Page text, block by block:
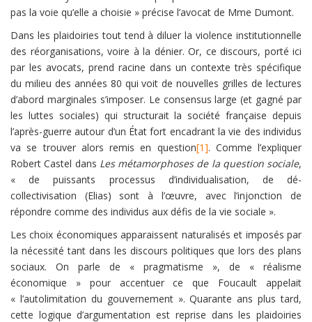
pas la voie qu’elle a choisie » précise l’avocat de Mme Dumont.
Dans les plaidoiries tout tend à diluer la violence institutionnelle
des réorganisations, voire à la dénier. Or, ce discours, porté ici
par les avocats, prend racine dans un contexte très spécifique
du milieu des années 80 qui voit de nouvelles grilles de lectures
d’abord marginales s’imposer. Le consensus large (et gagné par
les luttes sociales) qui structurait la société française depuis
l’après-guerre autour d’un État fort encadrant la vie des individus
va se trouver alors remis en question[1]. Comme l’expliquer
Robert Castel dans Les métamorphoses de la question sociale,
« de puissants processus d’individualisation, de dé-
collectivisation (Elias) sont à l’œuvre, avec l’injonction de
répondre comme des individus aux défis de la vie sociale ».
Les choix économiques apparaissent naturalisés et imposés par
la nécessité tant dans les discours politiques que lors des plans
sociaux. On parle de « pragmatisme », de « réalisme
économique » pour accentuer ce que Foucault appelait
« l’autolimitation du gouvernement ». Quarante ans plus tard,
cette logique d’argumentation est reprise dans les plaidoiries